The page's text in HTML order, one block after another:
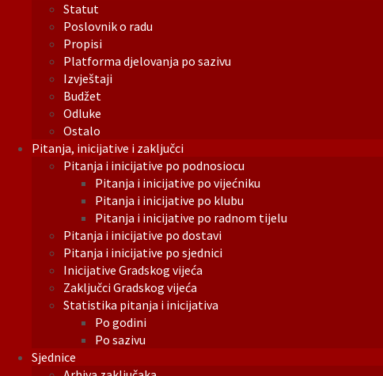
Statut
Poslovnik o radu
Propisi
Platforma djelovanja po sazivu
Izvještaji
Budžet
Odluke
Ostalo
Pitanja, inicijative i zaključci
Pitanja i inicijative po podnosiocu
Pitanja i inicijative po vijećniku
Pitanja i inicijative po klubu
Pitanja i inicijative po radnom tijelu
Pitanja i inicijative po dostavi
Pitanja i inicijative po sjednici
Inicijative Gradskog vijeća
Zaključci Gradskog vijeća
Statistika pitanja i inicijativa
Po godini
Po sazivu
Sjednice